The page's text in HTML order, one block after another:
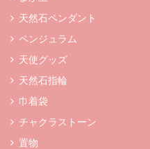
天然石ペンダント
ペンジュラム
天使グッズ
天然石指輪
巾着袋
チャクラストーン
置物